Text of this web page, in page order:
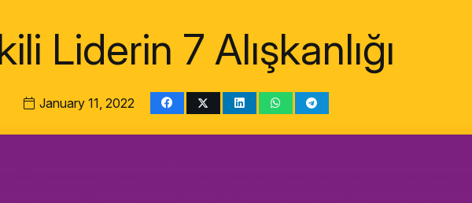
Liderin 7 Alışkanlığı
January 11, 2022